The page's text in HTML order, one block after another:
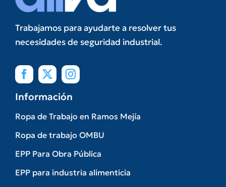
Trabajamos para ayudarte a resolver tus
necesidades de seguridad industrial.
Información
Ropa de Trabajo en Ramos Mejía
Ropa de trabajo OMBU
EPP Para Obra Pública
EPP para industria alimenticia